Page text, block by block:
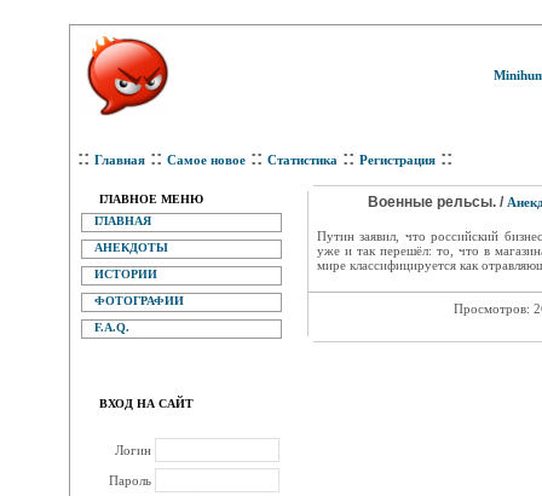
:: Главная :: Самое новое :: Статистика :: Регистрация ::
ГЛАВНОЕ МЕНЮ
ГЛАВНАЯ
АНЕКДОТЫ
ИСТОРИИ
ФОТОГРАФИИ
F.A.Q.
ВХОД НА САЙТ
Логин
Пароль
Военные рельсы. /
Путин заявил, что российский
уже и так перешёл: то, что в
мире классифицируется как
Просмотров: